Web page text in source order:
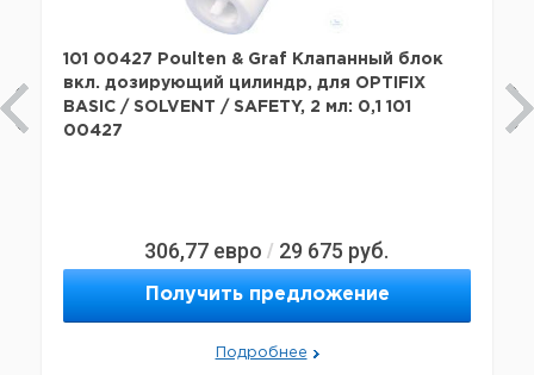
101 00427 Poulten & Graf Клапанный блок
вкл. дозирующий цилиндр, для OPTIFIX
BASIC / SOLVENT / SAFETY, 2 мл: 0,1 101
00427
306,77 евро / 29 675 руб.
Получить предложение
Подробнее